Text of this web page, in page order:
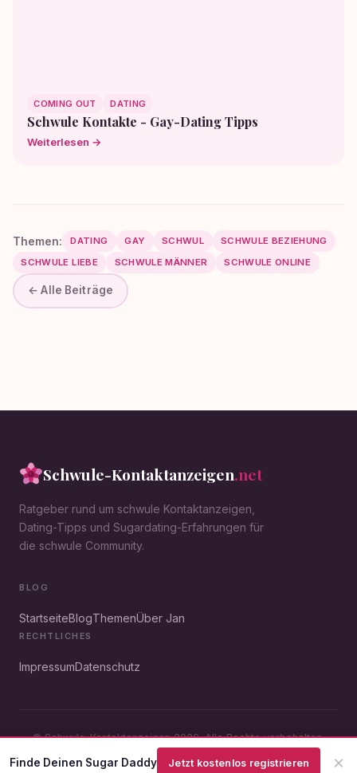
COMING OUT DATING
Schwule Kontakte - Gay-Dating Tipps
Weiterlesen →
Themen: DATING GAY SCHWUL
SCHWULE BEZIEHUNG
SCHWULE LIEBE
SCHWULE MÄNNER SCHWULE ONLINE
← Alle Beiträge
Finde Deinen Sugar Daddy Jetzt kostenlos registrieren ×
Schwule-Kontaktanzeigen.net
Ratgeber rund um schwule Kontaktanzeigen,
Dating-Tipps und Sugardating-Erfahrungen für
die schwule Community.
BLOG
StartseiteBlogThemenÜber Jan
RECHTLICHES
ImpressumDatenschutz
© Schwule-Kontaktanzeigen 2026. Alle Rechte vorbehalten.
Impressum